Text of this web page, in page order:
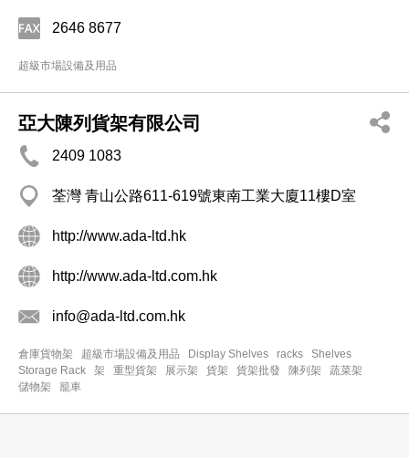
2646 8677
超級市場設備及用品
亞大陳列貨架有限公司
2409 1083
荃灣 青山公路611-619號東南工業大廈11樓D室
http://www.ada-ltd.hk
http://www.ada-ltd.com.hk
info@ada-ltd.com.hk
倉庫貨物架 超級市場設備及用品 Display Shelves racks
Shelves
Storage Rack
架 重型貨架 展示架 貨架 貨架批發 陳列架
蔬菜架
儲物架
籠車